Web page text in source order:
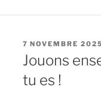
PUBLIÉ
LE
7 NOVEMBRE 2025
Jouons
tu es !